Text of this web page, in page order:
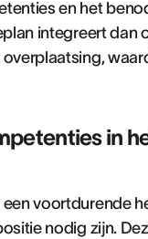
en het
integreert dan
in
voortdurende
nodig zijn.